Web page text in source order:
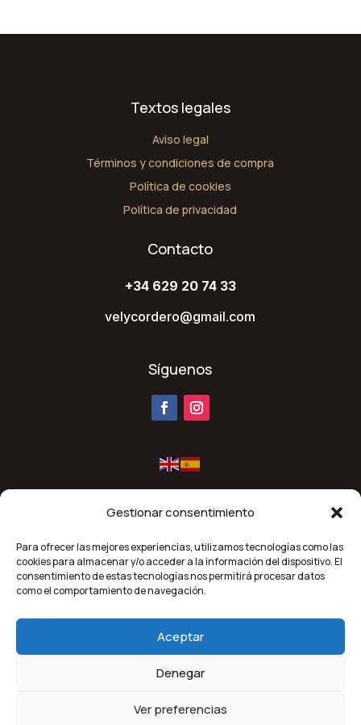
Gestionar consentimiento
Para ofrecer las mejores experiencias, utilizamos tecnologías como las
cookies para almacenar y/o acceder a la información del dispositivo. El
consentimiento de estas tecnologías nos permitirá procesar datos
como el comportamiento de navegación.
Aceptar
Denegar
Ver preferencias
Textos legales
Aviso legal
Términos y condiciones de compra
Política de cookies
Política de privacidad
Contacto
+34 629 20 74 33
velycordero@gmail.com
Síguenos
Financiado por la Unión Europea-Next Generation EU.
Orallo 2026 | Todos los derechos reservados |
Diseñado porPurple Dreams